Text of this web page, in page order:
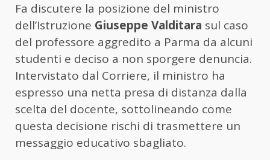
Fa discutere la posizione del ministro
dell’Istruzione Giuseppe Valditara sul caso
del professore aggredito a Parma da alcuni
studenti e deciso a non sporgere denuncia.
Intervistato dal Corriere, il ministro ha
espresso una netta presa di distanza dalla
scelta del docente, sottolineando come
questa decisione rischi di trasmettere un
messaggio educativo sbagliato.